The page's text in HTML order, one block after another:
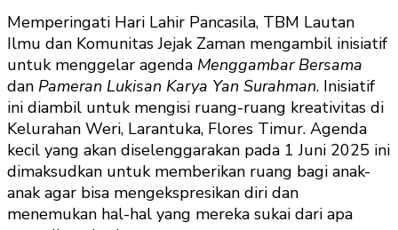
Jejak
Zaman
Menggelar
Color
Fun
Memperingati Hari Lahir Pancasila, TBM Lautan
Ilmu dan Komunitas Jejak Zaman mengambil inisiatif
untuk menggelar agenda Menggambar Bersama
dan Pameran Lukisan Karya Yan Surahman. Inisiatif
ini diambil untuk mengisi ruang-ruang kreativitas di
Kelurahan Weri, Larantuka, Flores Timur. Agenda
kecil yang akan diselenggarakan pada 1 Juni 2025 ini
dimaksudkan untuk memberikan ruang bagi anak-
anak agar bisa mengekspresikan diri dan
menemukan hal-hal yang mereka sukai dari apa